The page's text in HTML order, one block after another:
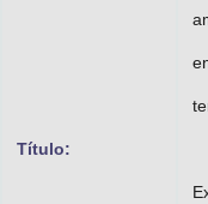
Título: